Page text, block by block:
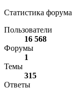
Статистика форума
Пользователи
16 568
Форумы
1
Темы
315
Ответы